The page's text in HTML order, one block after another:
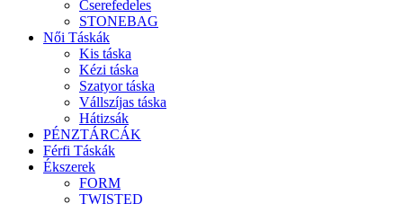
Cserefedeles
STONEBAG
Női Táskák
Kis táska
Kézi táska
Szatyor táska
Vállszíjas táska
Hátizsák
PÉNZTÁRCÁK
Férfi Táskák
Ékszerek
FORM
TWISTED